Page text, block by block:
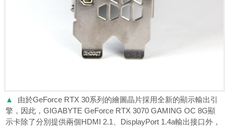
▲
由於GeForce RTX 30系列的繪圖晶片採用全新的顯示輸出引
擎，因此，GIGABYTE GeForce RTX 3070 GAMING OC 8G顯
示卡除了分別提供兩個HDMI 2.1、DisplayPort 1.4a輸出接口外，